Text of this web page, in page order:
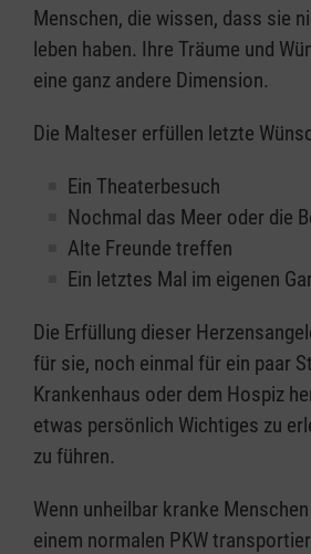
Menschen, die wissen, dass sie
leben haben. Ihre Träume und
eine ganz andere Dimension.
Die Malteser erfüllen letzte
Ein Theaterbesuch
Nochmal das Meer oder die
Alte Freunde treffen
Ein letztes Mal im eigenen
Die Erfüllung dieser
für sie, noch einmal für ein paar
Krankenhaus oder dem Hospiz
etwas persönlich Wichtiges zu
zu führen.
Wenn unheilbar kranke
einem normalen PKW